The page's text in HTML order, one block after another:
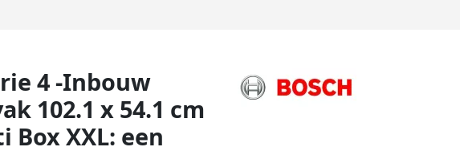
4 -Inbouw
102.1 x 54.1 cm
XXL: een